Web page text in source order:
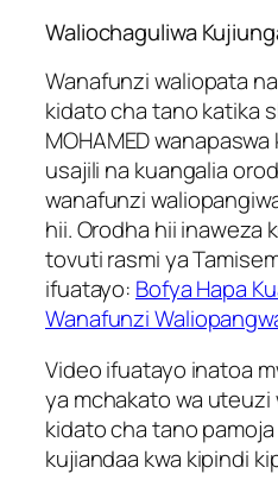
Waliochaguliwa
Wanafunzi waliopata
kidato cha tano katika
MOHAMED
usajili na kuangalia
wanafunzi
hii. Orodha hii inaweza
tovuti rasmi ya
ifuatayo: Bofya Hapa
Wanafunzi
Video ifuatayo inatoa
ya mchakato wa uteuzi
kidato cha tano
kujiandaa kwa kipindi